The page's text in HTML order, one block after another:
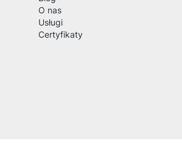
O nas
Usługi
Certyfikaty